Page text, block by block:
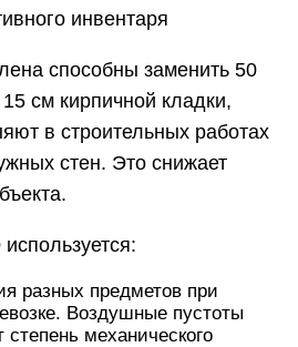
инвентаря
способны заменить 50
см кирпичной кладки,
в строительных работах
стен. Это снижает
разных предметов при
Воздушные пустоты
механического